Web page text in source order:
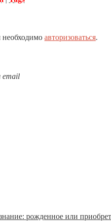
необходимо авторизоваться.
email
рожденное или